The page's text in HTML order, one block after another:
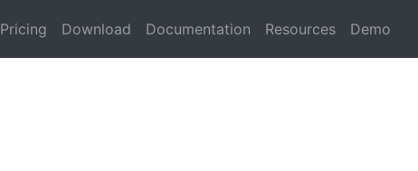
Pricing Download Documentation Resources Demo